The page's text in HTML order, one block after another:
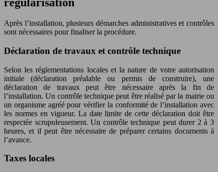
Après l’installation, plusieurs démarches administratives et contrôles
sont nécessaires pour finaliser la procédure.
Déclaration de travaux et contrôle technique
Selon les réglementations locales et la nature de votre autorisation
initiale (déclaration préalable ou permis de construire), une
déclaration de travaux peut être nécessaire après la fin de
l’installation. Un contrôle technique peut être réalisé par la mairie ou
un organisme agréé pour vérifier la conformité de l’installation avec
les normes en vigueur. La date limite de cette déclaration doit être
respectée scrupuleusement. Un contrôle technique peut durer 2 à 3
heures, et il peut être nécessaire de préparer certains documents à
l’avance.
Taxes locales